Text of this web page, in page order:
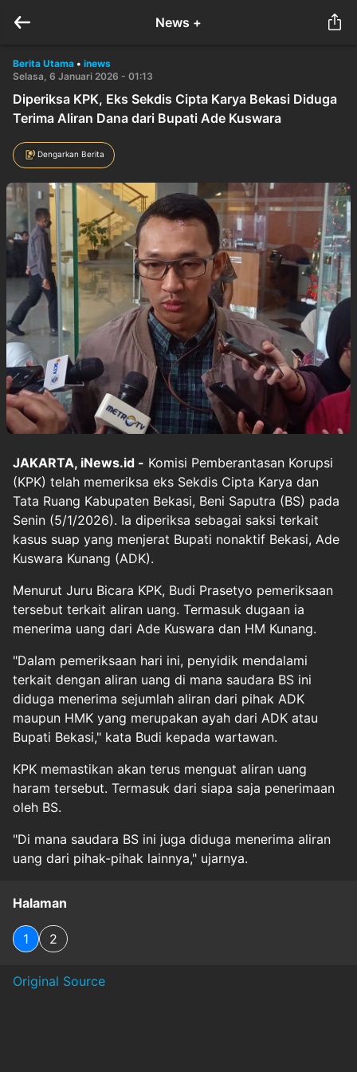
News +
Berita Utama • inews
Selasa, 6 Januari 2026 - 01:13
Diperiksa KPK, Eks Sekdis Cipta Karya Bekasi Diduga
Terima Aliran Dana dari Bupati Ade Kuswara
Dengarkan Berita
JAKARTA, iNews.id - Komisi Pemberantasan Korupsi
(KPK) telah memeriksa eks Sekdis Cipta Karya dan
Tata Ruang Kabupaten Bekasi, Beni Saputra (BS) pada
Senin (5/1/2026). Ia diperiksa sebagai saksi terkait
kasus suap yang menjerat Bupati nonaktif Bekasi, Ade
Kuswara Kunang (ADK).
Menurut Juru Bicara KPK, Budi Prasetyo pemeriksaan
tersebut terkait aliran uang. Termasuk dugaan ia
menerima uang dari Ade Kuswara dan HM Kunang.
"Dalam pemeriksaan hari ini, penyidik mendalami
terkait dengan aliran uang di mana saudara BS ini
diduga menerima sejumlah aliran dari pihak ADK
maupun HMK yang merupakan ayah dari ADK atau
Bupati Bekasi," kata Budi kepada wartawan.
KPK memastikan akan terus menguat aliran uang
haram tersebut. Termasuk dari siapa saja penerimaan
oleh BS.
"Di mana saudara BS ini juga diduga menerima aliran
uang dari pihak-pihak lainnya," ujarnya.
Halaman
1 2
Original Source